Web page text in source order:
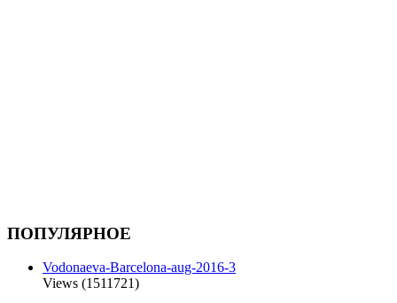
ПОПУЛЯРНОЕ
Vodonaeva-Barcelona-aug-2016-3
Views (1511721)